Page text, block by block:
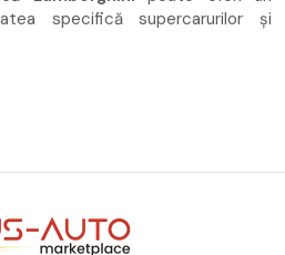
specifică supercarurilor și